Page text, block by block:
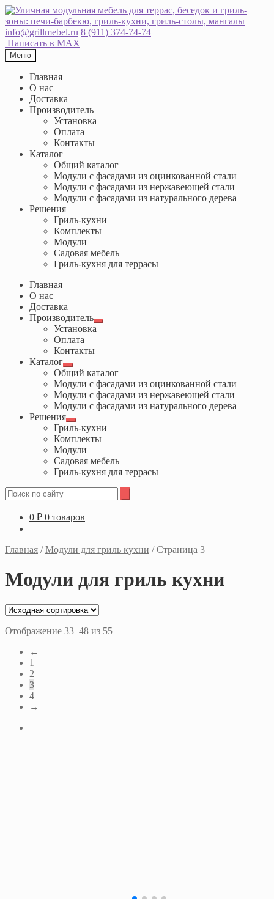
Перейти
к
навигации
Перейти
к
содержимому
info@grillmebel.ru 8 (911) 374-74-74
Написать в MAX
Меню
Главная
О нас
Доставка
Производитель
Установка
Оплата
Контакты
Каталог
Общий каталог
Модули с фасадами из оцинкованной стали
Модули с фасадами из нержавеющей стали
Модули с фасадами из натурального дерева
Решения
Гриль-кухни
Комплекты
Модули
Садовая мебель
Гриль-кухня для террасы
Главная
О нас
Доставка
Производитель
Развернутое
Установка
Оплата
Контакты
Каталог
Развернутое
вложенное
меню
Общий каталог
Модули с фасадами из оцинкованной стали
Модули с фасадами из нержавеющей стали
Модули с фасадами из натурального дерева
Решения
Развернутое
вложенное
меню
Гриль-кухни
Комплекты
Модули
Садовая мебель
Гриль-кухня для террасы
Поиск
по
сайту
0 ₽ 0 товаров
Главная /Модули для гриль кухни /Страница 3
Модули для гриль кухни
Отображение 33–48 из 55
←
1
2
3
4
→